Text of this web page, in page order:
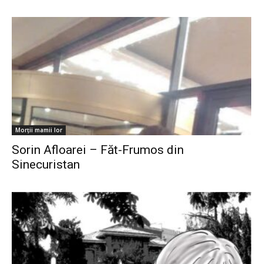
Morții mamii lor
Sorin Afloarei – Făt-Frumos din
Sinecuristan